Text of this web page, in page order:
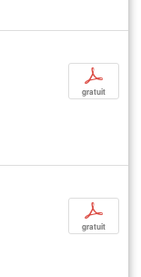
p
gratuit
p
gratuit